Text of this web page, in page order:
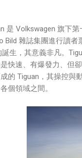
是 Volkswagen 旗下
Bild 雜誌集團進行讀
生，其意義非凡。
快速、有爆發力、但
的 Tiguan，其操控與
個領域之間。